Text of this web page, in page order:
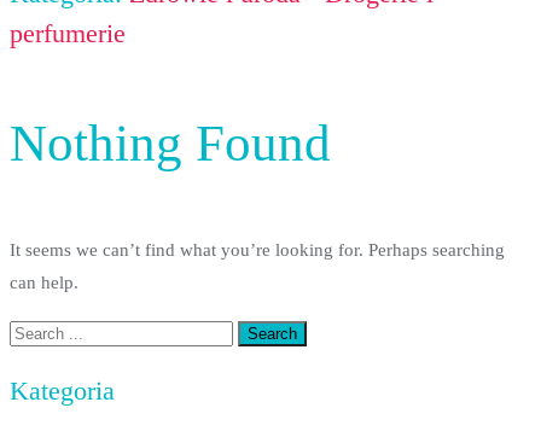
perfumerie
Nothing Found
It seems we can’t find what you’re looking for. Perhaps searching
can help.
Kategoria